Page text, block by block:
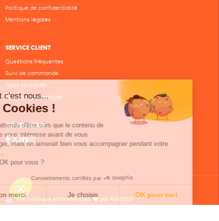
Politique de confidentialité
Mentions légales
SERVICE CLIENT
Questions fréquentes
Suivi de commande
Nous contacter
Renvoyer des articles
SUIVEZ-NOUS
Une boutique élaborée avec par RGOODS